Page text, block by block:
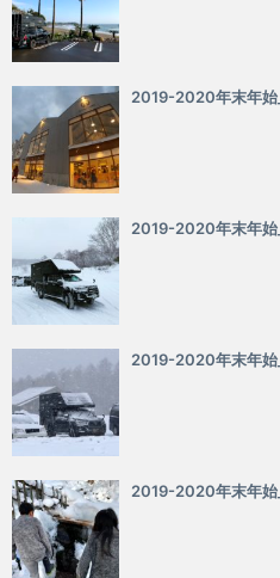
2019-2020年末年始
2019-2020年末年始
2019-2020年末年始
2019-2020年末年始